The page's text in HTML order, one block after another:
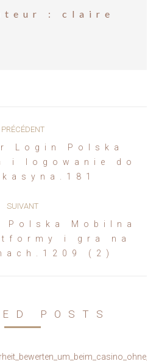
: claire
PRÉCÉDENT
Article
précédent
Login Polska
i logowanie do
SUIVANT
Article
suivant
Polska Mobilna
i gra na
(2)
POSTS